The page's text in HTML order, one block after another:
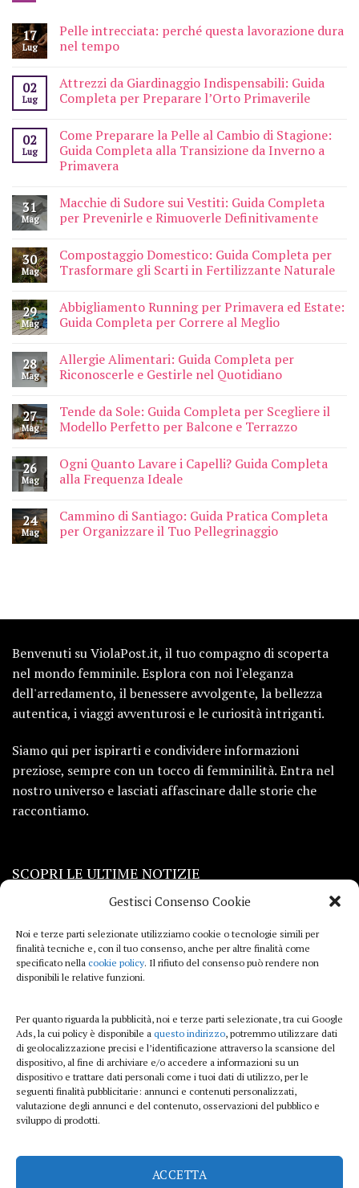
Gestisci Consenso Cookie
Noi e terze parti selezionate utilizziamo cookie o tecnologie simili per
finalità tecniche e, con il tuo consenso, anche per altre finalità come
specificato nella cookie policy. Il rifiuto del consenso può rendere non
disponibili le relative funzioni.
Per quanto riguarda la pubblicità, noi e terze parti selezionate, tra cui Google
Ads, la cui policy è disponibile a questo indirizzo, potremmo utilizzare dati
di geolocalizzazione precisi e l’identificazione attraverso la scansione del
dispositivo, al fine di archiviare e/o accedere a informazioni su un
dispositivo e trattare dati personali come i tuoi dati di utilizzo, per le
seguenti finalità pubblicitarie: annunci e contenuti personalizzati,
valutazione degli annunci e del contenuto, osservazioni del pubblico e
sviluppo di prodotti.
ACCETTA
17
Lug
Pelle intrecciata: perché questa lavorazione dura
nel tempo
02
Lug
Attrezzi da Giardinaggio Indispensabili: Guida
Completa per Preparare l’Orto Primaverile
02
Lug
Come Preparare la Pelle al Cambio di Stagione:
Guida Completa alla Transizione da Inverno a
Primavera
31
Mag
Macchie di Sudore sui Vestiti: Guida Completa
per Prevenirle e Rimuoverle Definitivamente
30
Mag
Compostaggio Domestico: Guida Completa per
Trasformare gli Scarti in Fertilizzante Naturale
29
Mag
Abbigliamento Running per Primavera ed Estate:
Guida Completa per Correre al Meglio
28
Mag
Allergie Alimentari: Guida Completa per
Riconoscerle e Gestirle nel Quotidiano
27
Mag
Tende da Sole: Guida Completa per Scegliere il
Modello Perfetto per Balcone e Terrazzo
26
Mag
Ogni Quanto Lavare i Capelli? Guida Completa
alla Frequenza Ideale
24
Mag
Cammino di Santiago: Guida Pratica Completa
per Organizzare il Tuo Pellegrinaggio
Benvenuti su ViolaPost.it, il tuo compagno di scoperta
nel mondo femminile. Esplora con noi l'eleganza
dell'arredamento, il benessere avvolgente, la bellezza
autentica, i viaggi avventurosi e le curiosità intriganti.
Siamo qui per ispirarti e condividere informazioni
preziose, sempre con un tocco di femminilità. Entra nel
nostro universo e lasciati affascinare dalle storie che
raccontiamo.
SCOPRI LE ULTIME NOTIZIE
Viaggi
Beauty e benessere
Curiosità
Lifestyle
Sport
iTech
ViolaPost.it partecipa al Programma Affiliazione Amazon EU, un programma di